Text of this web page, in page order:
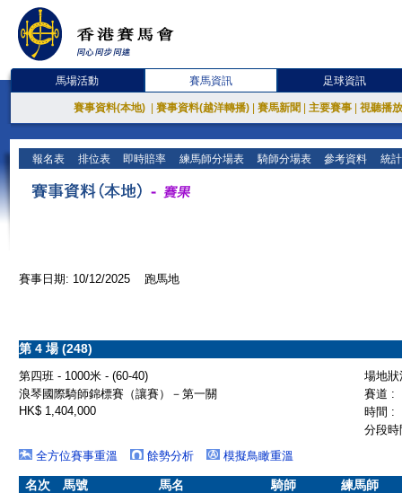
馬場活動 賽馬資訊 足球資訊
賽事資料(本地) 賽事資料(越洋轉播) 賽馬新聞 主要賽事 視聽播
報名表 排位表 即時賠率 練馬師分場表 騎師分場表 參考資料 統
賽事日期: 10/12/2025 跑馬地
第 4 場 (248)
第四班 - 1000米 - (60-40)
場地
浪琴國際騎師錦標賽（讓賽）－第一關
賽道 :
HK$ 1,404,000
時間 :
分段
全方位賽事重溫
餘勢分析 模擬鳥瞰重溫
名次 馬號 馬名 騎師 練馬師